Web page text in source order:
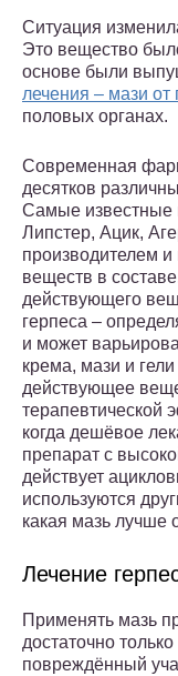
Ситуация
Это вещество
основе были
лечения – мази от
половых органах.
Современная
десятков
Самые известные
Липстер, Ацик,
производителем
веществ в
действующего
герпеса –
и может
крема, мази и
действующее
терапевтической
когда дешёвое
препарат с
действует
используются
какая мазь лучше
Лечение
Применять мазь
достаточно
повреждённый